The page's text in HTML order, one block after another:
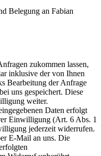
Belegung an Fabian
zukommen lassen,
inklusive der von Ihnen
Bearbeitung der Anfrage
uns gespeichert. Diese
weiter.
Daten erfolgt
Einwilligung (Art. 6 Abs. 1
jederzeit widerrufen.
E-Mail an uns. Die